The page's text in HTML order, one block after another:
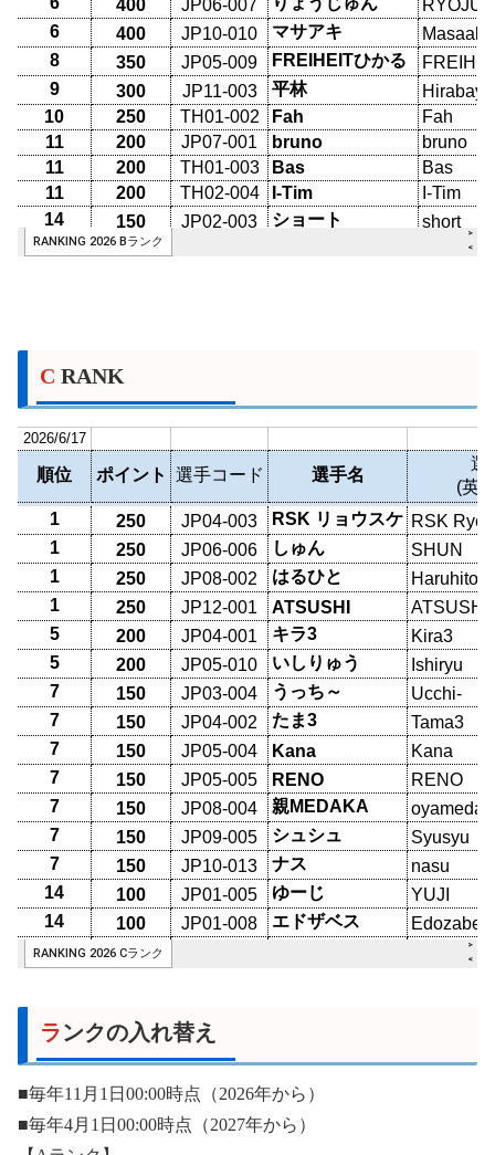
C RANK
ランクの入れ替え
■毎年11月1日00:00時点（2026年から）
■毎年4月1日00:00時点（2027年から）